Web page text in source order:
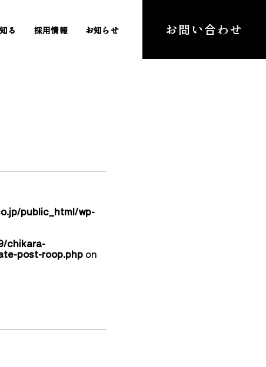
る 採用情報 お知らせ お問い合わせ
public_html/wp-
chikara-
post-roop.php on